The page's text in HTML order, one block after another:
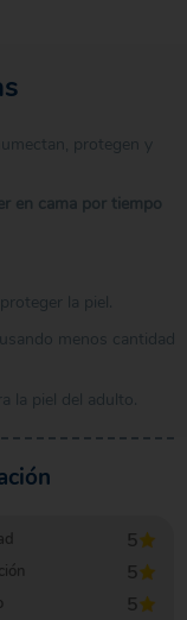
protegen y
en cama por tiempo
la piel.
menos cantidad
la piel del adulto.
5
5
5